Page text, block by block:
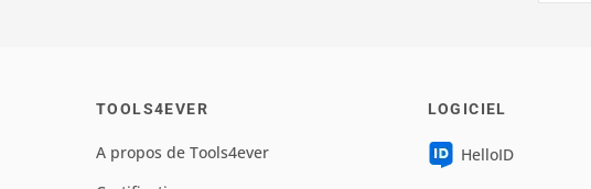
TOOLS4EVER
A propos de Tools4ever
LOGICIEL
HelloID